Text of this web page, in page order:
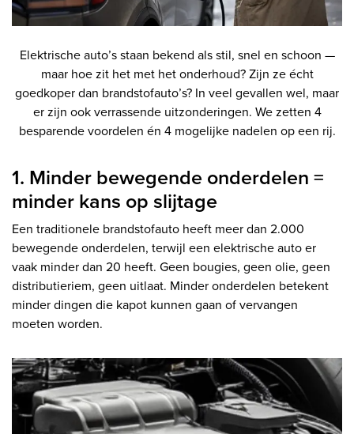
Elektrische auto’s staan bekend als stil, snel en schoon —
maar hoe zit het met het onderhoud? Zijn ze écht
goedkoper dan brandstofauto’s? In veel gevallen wel, maar
er zijn ook verrassende uitzonderingen. We zetten 4
besparende voordelen én 4 mogelijke nadelen op een rij.
1. Minder bewegende onderdelen =
minder kans op slijtage
Een traditionele brandstofauto heeft meer dan 2.000
bewegende onderdelen, terwijl een elektrische auto er
vaak minder dan 20 heeft. Geen bougies, geen olie, geen
distributieriem, geen uitlaat. Minder onderdelen betekent
minder dingen die kapot kunnen gaan of vervangen
moeten worden.